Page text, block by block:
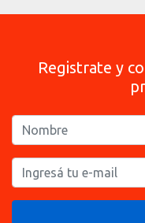
Registrate y